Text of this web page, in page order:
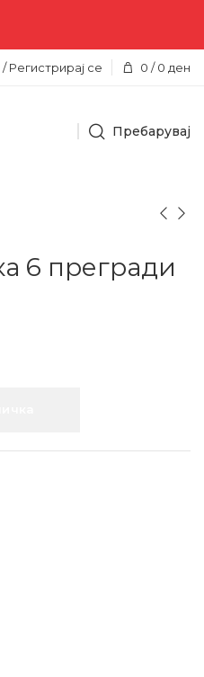
Регистрирај се 0 / 0 ден
Пребарувај
6 прегради